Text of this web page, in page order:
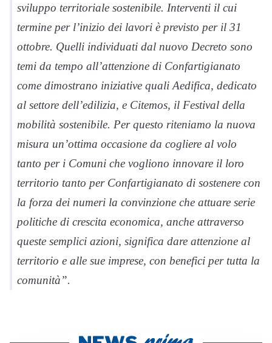
sviluppo territoriale sostenibile. Interventi il cui
termine per l’inizio dei lavori è previsto per il 31
ottobre. Quelli individuati dal nuovo Decreto sono
temi da tempo all’attenzione di Confartigianato
come dimostrano iniziative quali Aedifica, dedicato
al settore dell’edilizia, e Citemos, il Festival della
mobilità sostenibile. Per questo riteniamo la nuova
misura un’ottima occasione da cogliere al volo
tanto per i Comuni che vogliono innovare il loro
territorio tanto per Confartigianato di sostenere con
la forza dei numeri la convinzione che attuare serie
politiche di crescita economica, anche attraverso
queste semplici azioni, significa dare attenzione al
territorio e alle sue imprese, con benefici per tutta la
comunità”.